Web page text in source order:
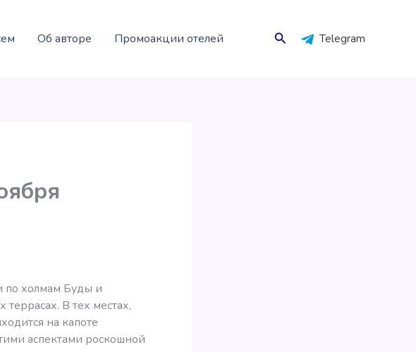
Об авторе Промоакции отелей Поиск Telegram
по холмам Буды и
В тех местах,
на капоте
аспектами роскошной